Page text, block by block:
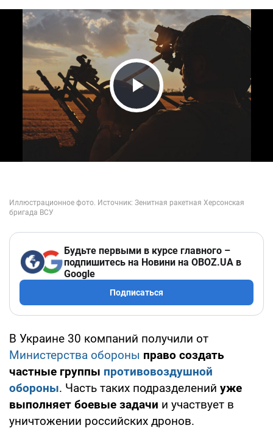
Play Video
Будьте первыми в курсе главного –
подпишитесь на Новини на OBOZ.UA в
Google
Подписаться
В Украине 30 компаний получили от
Министерства обороны право создать
частные группы противовоздушной
обороны. Часть таких подразделений уже
выполняет боевые задачи и участвует в
уничтожении российских дронов.